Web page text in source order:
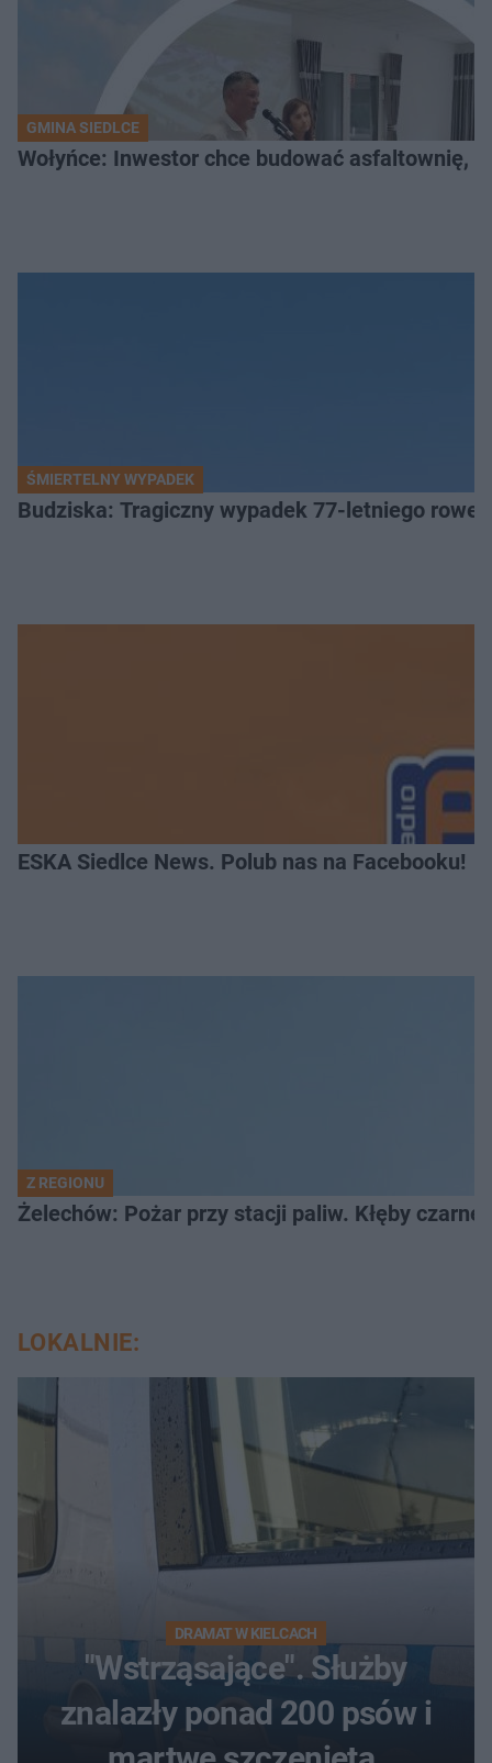
GMINA SIEDLCE
Wołyńce: Inwestor chce budować asfaltownię,
ŚMIERTELNY WYPADEK
Budziska: Tragiczny wypadek 77-letniego
ESKA Siedlce News. Polub nas na Facebooku!
Z REGIONU
Żelechów: Pożar przy stacji paliw. Kłęby
LOKALNIE:
DRAMAT W KIELCACH
"Wstrząsające". Służby
znalazły ponad 200 psów i